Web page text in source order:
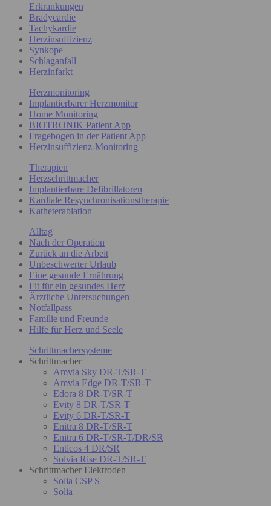
Erkrankungen
Bradycardie
Tachykardie
Herzinsuffizienz
Synkope
Schlaganfall
Herzinfarkt
Herzmonitoring
Implantierbarer Herzmonitor
Home Monitoring
BIOTRONIK Patient App
Fragebogen in der Patient App
Herzinsuffizienz-Monitoring
Therapien
Herzschrittmacher
Implantierbare Defibrillatoren
Kardiale Resynchronisationstherapie
Katheterablation
Alltag
Nach der Operation
Zurück an die Arbeit
Unbeschwerter Urlaub
Eine gesunde Ernährung
Fit für ein gesundes Herz
Ärztliche Untersuchungen
Notfallpass
Familie und Freunde
Hilfe für Herz und Seele
Schrittmachersysteme
Schrittmacher
Amvia Sky DR-T/SR-T
Amvia Edge DR-T/SR-T
Edora 8 DR-T/SR-T
Evity 8 DR-T/SR-T
Evity 6 DR-T/SR-T
Enitra 8 DR-T/SR-T
Enitra 6 DR-T/SR-T/DR/SR
Enticos 4 DR/SR
Solvia Rise DR-T/SR-T
Schrittmacher Elektroden
Solia CSP S
Solia